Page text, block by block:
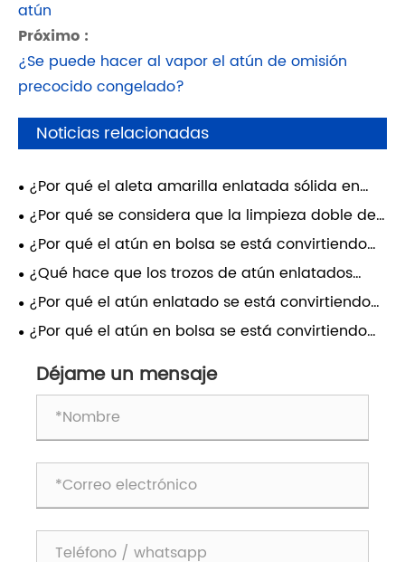
atún
Próximo :
¿Se puede hacer al vapor el atún de omisión
precocido congelado?
Noticias relacionadas
¿Por qué el aleta amarilla enlatada sólida en
aceite de soja es una opción inteligente para
comidas convenientes y nutritivas?
¿Por qué se considera que la limpieza doble de
los lomos de barrilete es el estándar de oro en el
procesamiento de mariscos?
¿Por qué el atún en bolsa se está convirtiendo
en la opción preferida de los consumidores
modernos?
¿Qué hace que los trozos de atún enlatados
sean una potencia nutricional para las dietas
modernas?
¿Por qué el atún enlatado se está convirtiendo
en la opción inteligente para un estilo de vida
saludable y sostenible?
¿Por qué el atún en bolsa se está convirtiendo
ocupados?
Déjame un mensaje